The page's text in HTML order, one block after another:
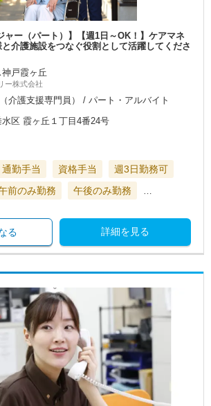
ャー（パート）】【週1日～OK！】ケアマネ
介護施設をつなぐ役割として活躍してくださ
戸霞ヶ丘
ー株式会社
介護支援専門員） / パート・アルバイト
区 霞ヶ丘１丁目4番24号
通勤手当 資格手当
週3日勤務可
前のみ勤務 午後のみ勤務 …
詳細を見る
る